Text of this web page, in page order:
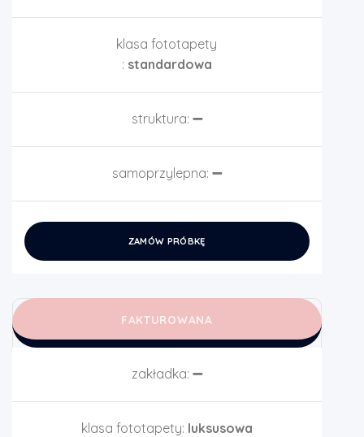
klasa fototapety
: standardowa
struktura: ➖
samoprzylepna: ➖
ZAMÓW PRÓBKĘ
FAKTUROWANA
zakładka: ➖
klasa fototapety: luksusowa